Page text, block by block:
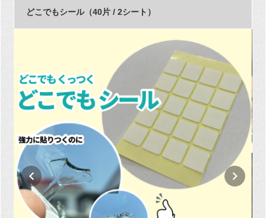
どこでもシール（40片 / 2シート）